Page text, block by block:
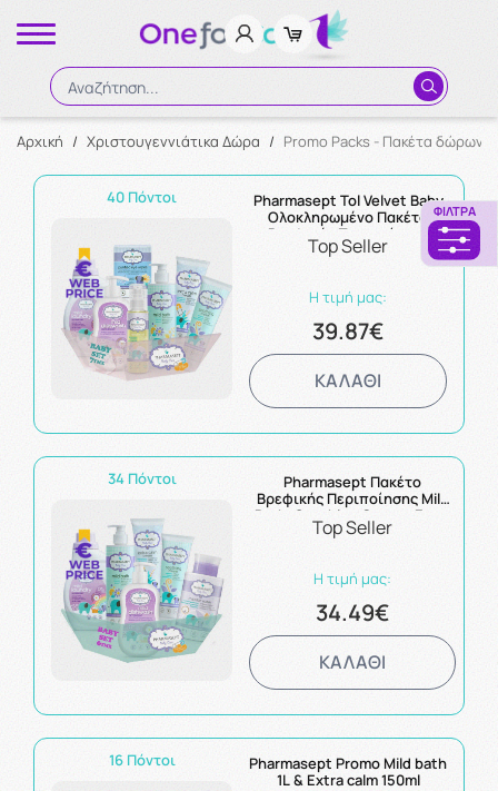
Αναζήτηση...
Αναζήτηση
Αρχική / Χριστουγεννιάτικα Δώρα / Promo Packs - Πακέτα δώρων
ΦΊΛΤΡΑ
40 Πόντοι
Pharmasept Tol Velvet Baby
Ολοκληρωμένο Πακέτο
Βρεφικής Περιποίησης
Top Seller
Η τιμή μας:
39.87€
ΚΑΛΑΘΙ
34 Πόντοι
Pharmasept Πακέτο
Βρεφικής Περιποίησης Mild
Bath+Soothing Cream+Extra
Calm Cream+Laundry
Top Seller
Η τιμή μας:
34.49€
ΚΑΛΑΘΙ
16 Πόντοι
Pharmasept Promo Mild bath
1L & Extra calm 150ml